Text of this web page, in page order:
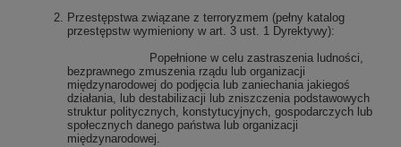
Przestępstwa związane z terroryzmem (pełny katalog
przestępstw wymieniony w art. 3 ust. 1 Dyrektywy):
Popełnione w celu zastraszenia ludności,
bezprawnego zmuszenia rządu lub organizacji
międzynarodowej do podjęcia lub zaniechania jakiegoś
działania, lub destabilizacji lub zniszczenia podstawowych
struktur politycznych, konstytucyjnych, gospodarczych lub
społecznych danego państwa lub organizacji
międzynarodowej.